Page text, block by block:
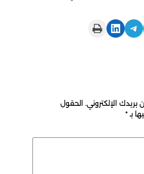
Share on
Share on LinkedIn
Print this Page
الإلكتروني. الحقول
بـ *